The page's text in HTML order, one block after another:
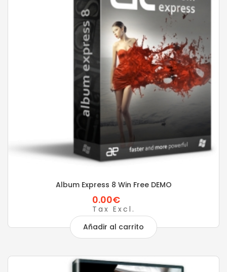
Album Express 8 Win Free DEMO
0.00€
Tax Excl.
Añadir al carrito